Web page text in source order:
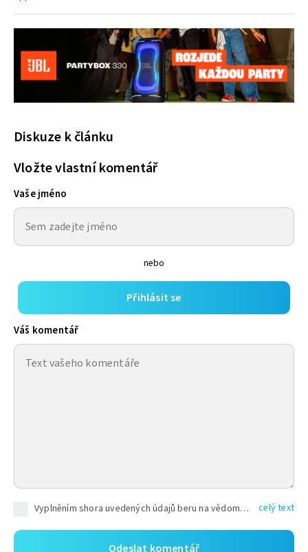
Diskuze k článku
Vložte vlastní komentář
Vaše jméno
nebo
Přihlásit se
Váš komentář
Vyplněním shora uvedených údajů beru na vědomí, že společnost TEXT FACTORY s.r.o., sídlem Brno, Durďákova 336/29, Černá Pole, PSČ: 613 00, IČ: 06157831, zapsané u Krajského soudu v Brně, oddíl C, vložka 100399, bude zpracovávat mé osobní údaje uvedené v rámci mnou vyplněného registračního formuláře na základě oprávněných zájmů TEXT FACTORY s.r.o. dle čl. 6 odst. 1 písm. f) GDPR a pro splnění právních povinností (čl. 6 odst. 1 písm. c) GDPR), a to pro tyto účely: nezbytnost zajistit oprávnění návštěvníka webových stránek provozovaných společností TEXT FACTORY s.r.o. přispívat aktivně ke zveřejněným článkům nebo v rámci diskusních fór a výkon práv TEXT FACTORY s.r.o. jako administrátora těchto diskusních fór. Více informací o zpracování osobních údajů a právech lze nalézt v celý text